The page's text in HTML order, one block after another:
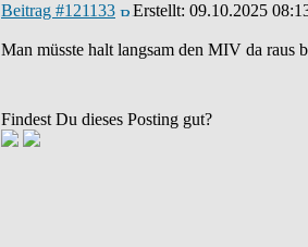
Beitrag #121133 Erstellt: 09.10.2025
Man müsste halt langsam den MIV da raus
Findest Du dieses Posting gut?